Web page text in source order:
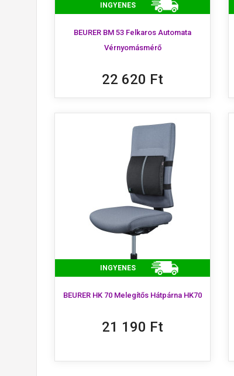
INGYENES
BEURER BM 53 Felkaros Automata
Vérnyomásmérő
22 620 Ft
INGYENES
BEURER HK 70 Melegítős Hátpárna HK70
21 190 Ft